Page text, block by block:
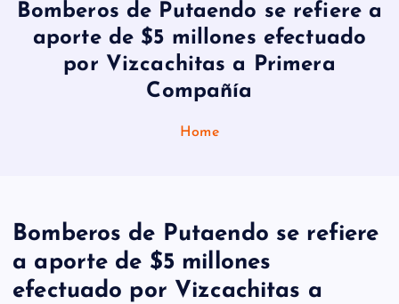
Bomberos de Putaendo se refiere a
aporte de $5 millones efectuado
por Vizcachitas a Primera
Compañía
Home
Bomberos de Putaendo se refiere
a aporte de $5 millones
efectuado por Vizcachitas a